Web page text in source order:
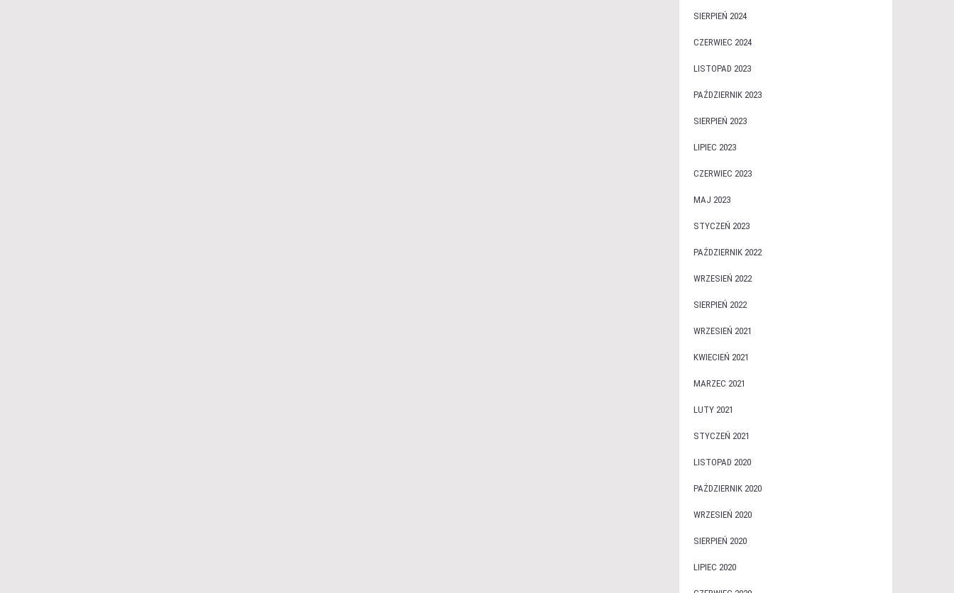
SIERPIEŃ 2024
CZERWIEC 2024
LISTOPAD 2023
PAŹDZIERNIK 2023
SIERPIEŃ 2023
LIPIEC 2023
CZERWIEC 2023
MAJ 2023
STYCZEŃ 2023
PAŹDZIERNIK 2022
WRZESIEŃ 2022
SIERPIEŃ 2022
WRZESIEŃ 2021
KWIECIEŃ 2021
MARZEC 2021
LUTY 2021
STYCZEŃ 2021
LISTOPAD 2020
PAŹDZIERNIK 2020
WRZESIEŃ 2020
SIERPIEŃ 2020
LIPIEC 2020